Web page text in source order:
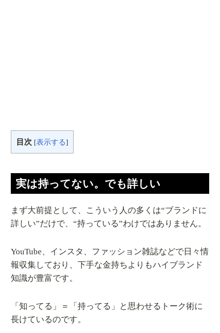
目次 [表示する]
実は持ってない。でも詳しい
まず大前提として、こういう人の多くは“ブランドに
詳しい”だけで、“持っている”わけではありません。
YouTube、インスタ、ファッション雑誌などで日々情
報収集しており、下手な金持ちよりもハイブランド
知識が豊富です。
「知ってる」＝「持ってる」と思わせるトーク術に
長けているのです。